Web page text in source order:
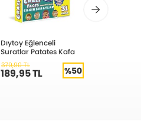
Dıytoy Eğlenceli
Suratlar Patates Kafa
379,90 TL
189,95 TL %50